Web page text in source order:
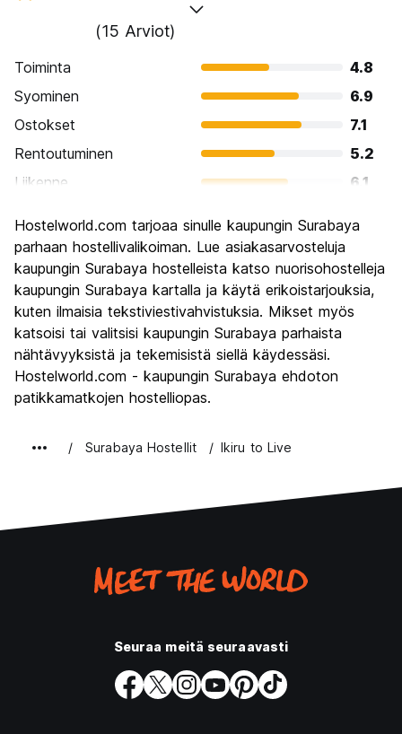
(15 Arviot)
Toiminta
4.8
Syominen
6.9
Ostokset
7.1
Rentoutuminen
5.2
Liikenne
6.1
Kulttuuri
Yöelämä
5.2
Rahanarvoinen
6.9
Hostelworld.com tarjoaa sinulle kaupungin Surabaya
parhaan hostellivalikoiman. Lue asiakasarvosteluja
kaupungin Surabaya hostelleista katso nuorisohostelleja
kaupungin Surabaya kartalla ja käytä erikoistarjouksia,
kuten ilmaisia tekstiviestivahvistuksia. Mikset myös
katsoisi tai valitsisi kaupungin Surabaya parhaista
nähtävyyksistä ja tekemisistä siellä käydessäsi.
Hostelworld.com - kaupungin Surabaya ehdoton
patikkamatkojen hostelliopas.
Surabaya Hostellit Ikiru to Live
Seuraa meitä seuraavasti